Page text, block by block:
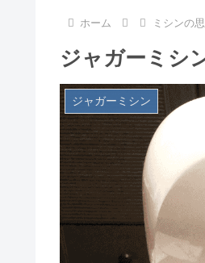
ホーム ミシンの
ジャガーミシ
ジャガーミシン